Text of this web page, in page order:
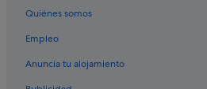
Hoteles para familias en Callao Salvaje
Complejos turísticos en Adeje
Quiénes somos
Empleo
Anuncia tu alojamiento